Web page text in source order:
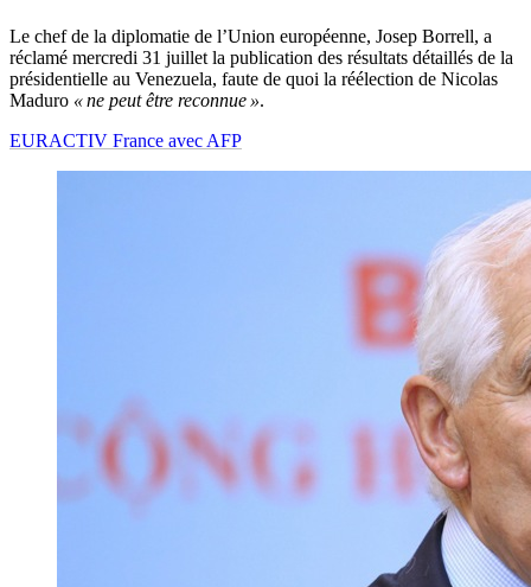
Le chef de la diplomatie de l’Union européenne, Josep Borrell, a
réclamé mercredi 31 juillet la publication des résultats détaillés de la
présidentielle au Venezuela, faute de quoi la réélection de Nicolas
Maduro « ne peut être reconnue ».
EURACTIV France avec AFP